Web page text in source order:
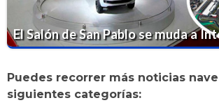
El Salón de San Pablo se muda a
Puedes recorrer más noticias
siguientes categorías: